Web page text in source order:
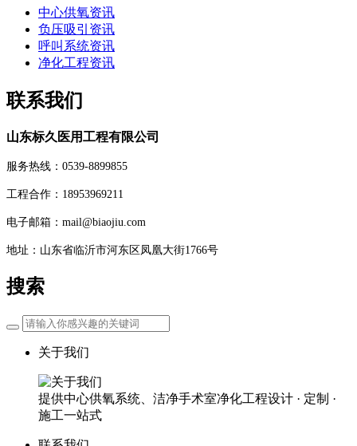
中心供氧资讯
负压吸引资讯
呼叫系统资讯
净化工程资讯
联系我们
山东标久医用工程有限公司
服务热线：0539-8899855
工程合作：18953969211
电子邮箱：mail@biaojiu.com
地址：山东省临沂市河东区凤凰大街1766号
搜索
关于我们
提供中心供氧系统、洁净手术室净化工程设计 · 定制 ·
施工一站式